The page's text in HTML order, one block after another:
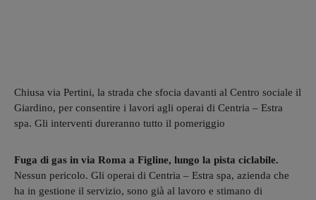
Chiusa via Pertini, la strada che sfocia davanti al Centro sociale il
Giardino, per consentire i lavori agli operai di Centria – Estra
spa. Gli interventi dureranno tutto il pomeriggio
Fuga di gas in via Roma a Figline, lungo la pista ciclabile.
Nessun pericolo. Gli operai di Centria – Estra spa, azienda che
ha in gestione il servizio, sono già al lavoro e stimano di